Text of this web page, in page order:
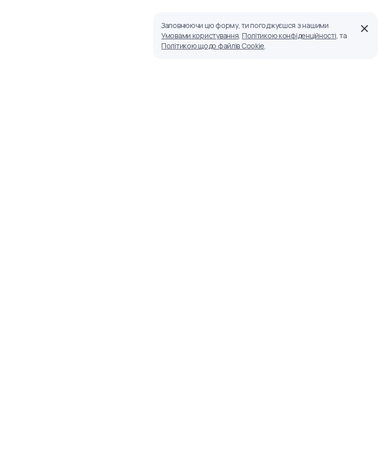
Заповнюючи цю форму, ти погоджуєшся з нашими
Умовами користування, Політикою конфіденційності, та
Політикою щодо файлів Cookie.